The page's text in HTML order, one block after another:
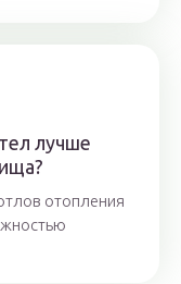
лучше
отопления